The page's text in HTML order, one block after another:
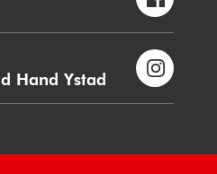
Hand Ystad